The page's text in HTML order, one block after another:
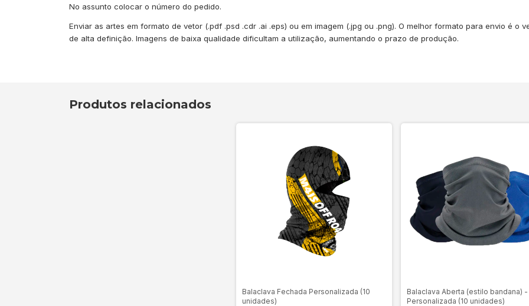
No assunto colocar o número do pedido.
Enviar as artes em formato de vetor (.pdf .psd .cdr .ai .eps) ou em imagem (.jpg ou .png). O melhor formato para envio é o
de alta definição. Imagens de baixa qualidade dificultam a utilização, aumentando o prazo de produção.
Produtos relacionados
Balaclava Fechada Personalizada (10
unidades)
Balaclava Aberta (estilo bandana) -
Personalizada (10 unidades)